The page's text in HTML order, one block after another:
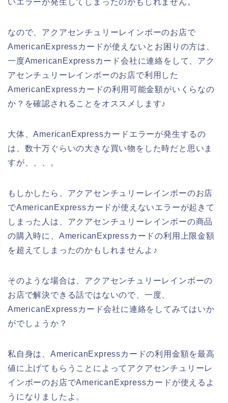
なので、アクアセンチュリーレインボーのお店で
AmericanExpressカードが使えないとお困りの方は、
一度AmericanExpressカード会社に連絡をして、アク
アセンチュリーレインボーのお店で利用した
AmericanExpressカードの利用可能金額がいくらなの
か？を確認されることをオススメします♪
大体、AmericanExpressカードエラーが発生するの
は、数十万ぐらいの大きな買い物をした時だと思いま
すが、、、。
もしかしたら、アクアセンチュリーレインボーのお店
でAmericanExpressカードが使えないエラーが起きて
しまった人は、アクアセンチュリーレインボーの商品
の購入時に、AmericanExpressカードの利用上限金額
を超えてしまったのかもしれませんよ♪
そのような場合は、アクアセンチュリーレインボーの
お店で解決できる話ではないので、一度、
AmericanExpressカード会社に連絡をしてみてはいか
がでしょうか？
私自身は、AmericanExpressカードの利用金額を最高
値に上げてもらうことによってアクアセンチュリーレ
インボーのお店でAmericanExpressカードが使えるよ
うになりましたよ。